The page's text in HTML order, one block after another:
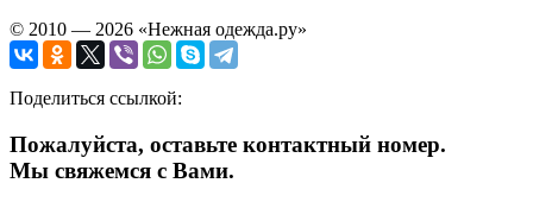
© 2010 — 2026 «Нежная одежда.ру»
Поделиться ссылкой:
Пожалуйста, оставьте контактный номер.
Мы свяжемся с Вами.